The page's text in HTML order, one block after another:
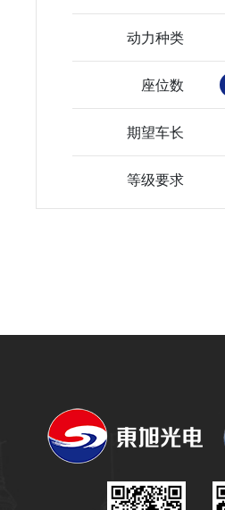
动力种类
座位数
期望车长
等级要求